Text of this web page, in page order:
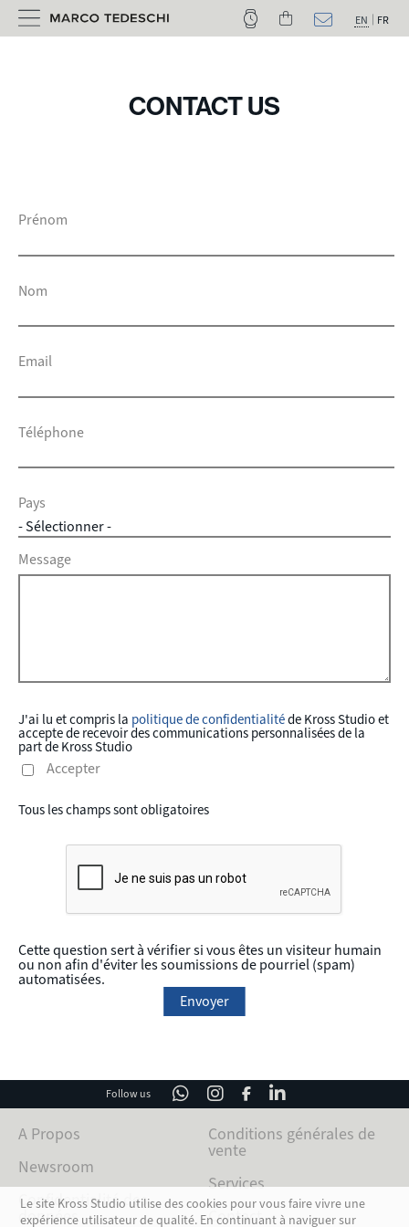
EN FR
CONTACT US
Prénom
Nom
Email
Téléphone
Pays
Message
J'ai lu et compris la politique de confidentialitéde Kross Studio et
accepte de recevoir des communications personnalisées de la
part de Kross Studio
Accepter
Tous les champs sont obligatoires
Cette question sert à vérifier si vous êtes un visiteur humain
ou non afin d'éviter les soumissions de pourriel (spam)
automatisées.
Follow us
A Propos
Newsroom
Confidentialité des
données
Conditions générales de
vente
Services
Contact
Le site Kross Studio utilise des cookies pour vous faire vivre une
expérience utilisateur de qualité. En continuant à naviguer sur